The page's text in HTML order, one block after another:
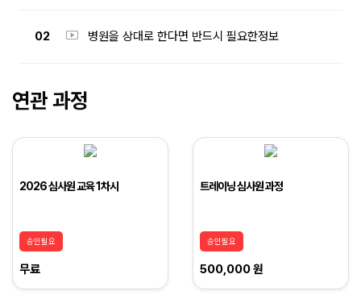
02 병원을 상대로 한다면 반드시 필요한정보
연관 과정
2026 심사원 교육 1차시
승인필요
무료
트레이닝 심사원 과정
승인필요
500,000 원